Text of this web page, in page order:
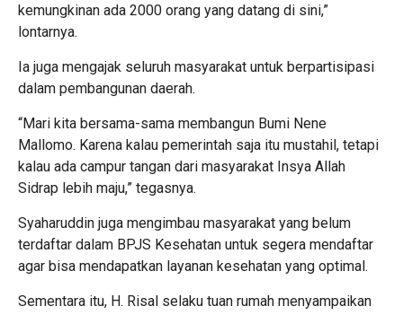
kemungkinan ada 2000 orang yang datang di sini,”
lontarnya.
Ia juga mengajak seluruh masyarakat untuk berpartisipasi
dalam pembangunan daerah.
“Mari kita bersama-sama membangun Bumi Nene
Mallomo. Karena kalau pemerintah saja itu mustahil, tetapi
kalau ada campur tangan dari masyarakat Insya Allah
Sidrap lebih maju,” tegasnya.
Syaharuddin juga mengimbau masyarakat yang belum
terdaftar dalam BPJS Kesehatan untuk segera mendaftar
agar bisa mendapatkan layanan kesehatan yang optimal.
Sementara itu, H. Risal selaku tuan rumah menyampaikan